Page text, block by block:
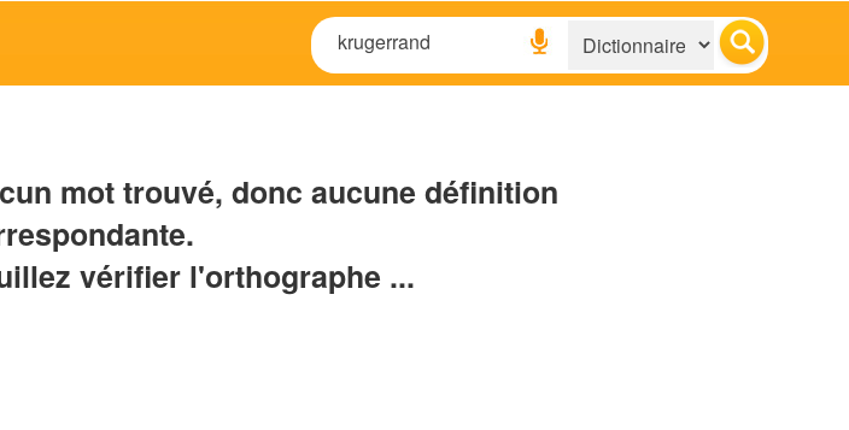
mot trouvé, donc aucune définition
vérifier l'orthographe ...